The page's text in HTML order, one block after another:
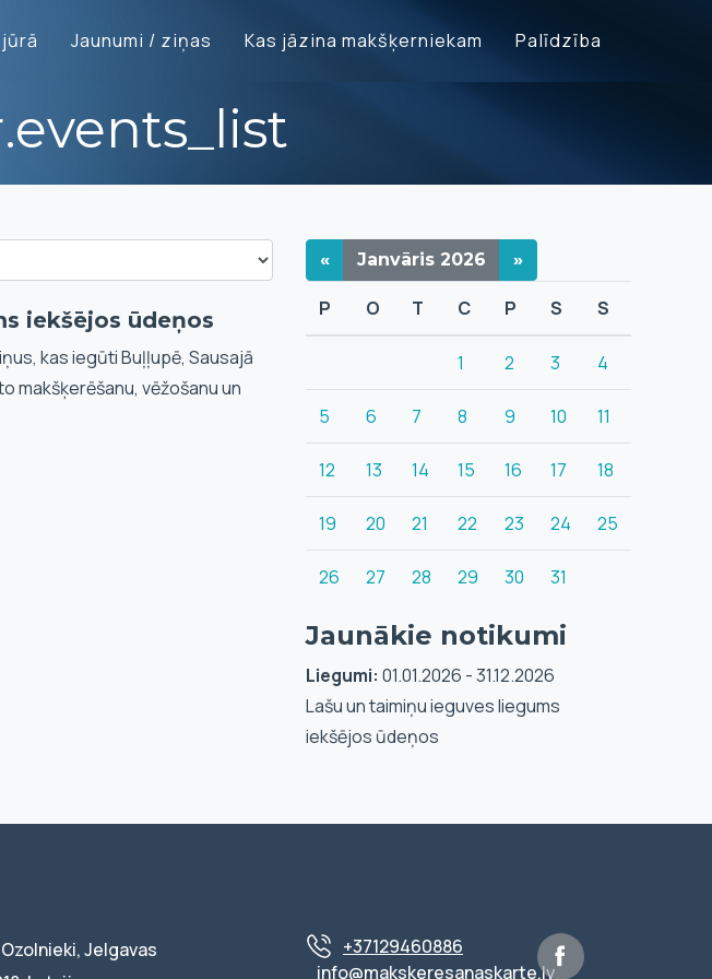
Jaunumi / ziņas Kas jāzina makšķerniekam Palīdzība
iekšējos ūdeņos
kas iegūti Buļļupē, Sausajā
makšķerēšanu, vēžošanu un
« Janvāris 2026 »
P O T C P S S
1 2 3 4
5 6 7 8 9 10 11
12 13 14 15 16 17 18
19 20 21 22 23 24 25
26 27 28 29 30 31
Jaunākie notikumi
Liegumi: 01.01.2026 - 31.12.2026
Lašu un taimiņu ieguves liegums
iekšējos ūdeņos
Jelgavas
+37129460886
info@makskeresanaskarte.lv